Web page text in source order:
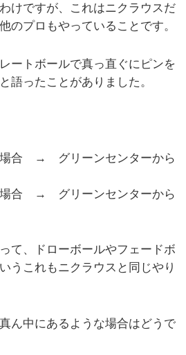
けですが、これはニクラウスだ
のプロもやっていることです。
ートボールで真っ直ぐにピンを
語ったことがありました。
場合 → グリーンセンターから
場合 → グリーンセンターから
て、ドローボールやフェードボ
うこれもニクラウスと同じやり
ん中にあるような場合はどうで